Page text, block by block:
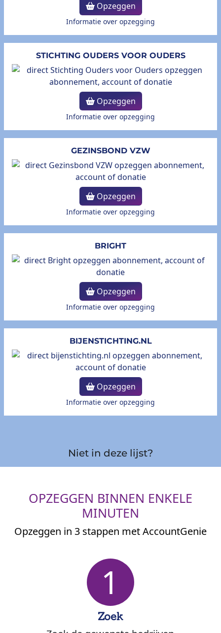
Opzeggen
Informatie over opzegging
STICHTING OUDERS VOOR OUDERS
Opzeggen
Informatie over opzegging
GEZINSBOND VZW
Opzeggen
Informatie over opzegging
BRIGHT
Opzeggen
Informatie over opzegging
BIJENSTICHTING.NL
Opzeggen
Informatie over opzegging
Niet in deze lijst?
OPZEGGEN BINNEN ENKELE
MINUTEN
Opzeggen in 3 stappen met AccountGenie
1
Zoek